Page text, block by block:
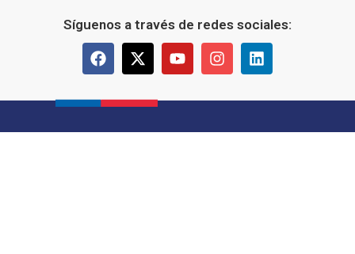
Síguenos a través de redes sociales: